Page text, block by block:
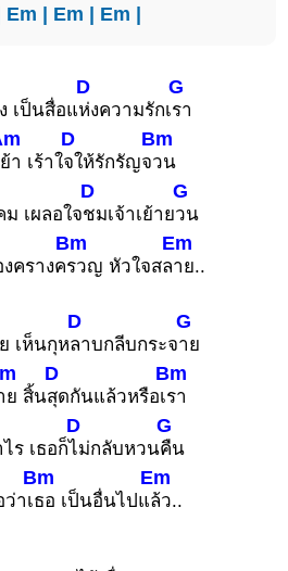
Em | Em | Em |
เป็นสื่อแ
D
ห่งความรักเ
G
รา
ย้า เร้าใ
D
จให้รักรัญจ
Bm
วน
เผลอใจ
D
ชมเจ้าเย้าย
G
วน
ครางค
Bm
รวญ หัวใจสล
Em
าย..
เห็นกุห
D
ลาบกลีบกระจ
G
าย
ย สิ้น
D
สุดกันแล้วหรือเ
Bm
รา
ร เธอก็
D
ไม่กลับหวน
G
คืน
าเ
Bm
ธอ เป็นอื่นไปแ
Em
ล้ว..